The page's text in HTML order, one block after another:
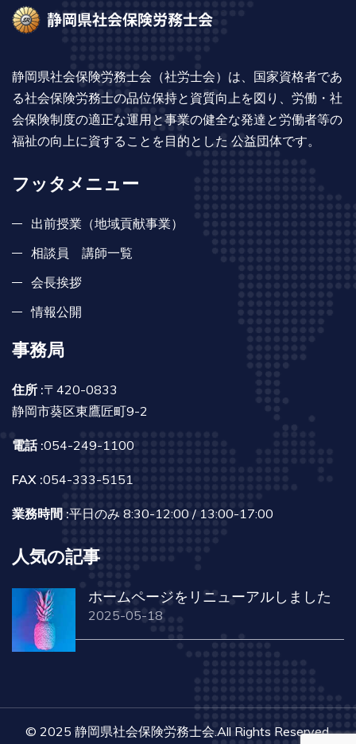
静岡県社会保険労務士会（社労士会）は、国家資格者であ
る社会保険労務士の品位保持と資質向上を図り、労働・社
会保険制度の適正な運用と事業の健全な発達と労働者等の
福祉の向上に資することを目的とした 公益団体です。
フッタメニュー
出前授業（地域貢献事業）
相談員 講師一覧
会長挨拶
情報公開
事務局
住所 :〒420-0833
静岡市葵区東鷹匠町9-2
電話 :054-249-1100
FAX :054-333-5151
業務時間 :平日のみ 8:30-12:00 / 13:00-17:00
人気の記事
ホームページをリニューアルしました
2025-05-18
© 2025 静岡県社会保険労務士会.All Rights Reserved.